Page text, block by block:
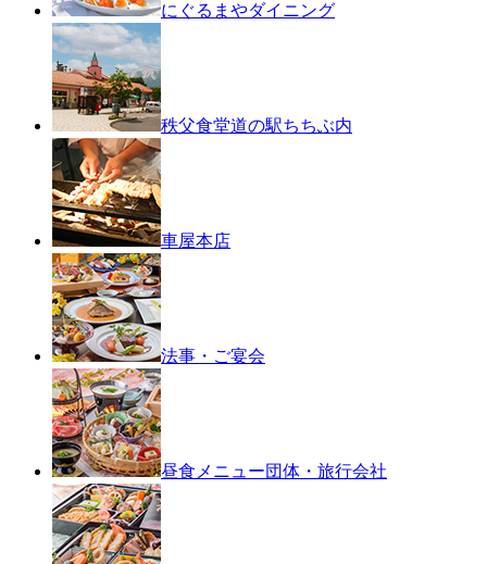
にぐるまやダイニング
秩父食堂道の駅ちちぶ内
車屋本店
法事・ご宴会
昼食メニュー団体・旅行会社